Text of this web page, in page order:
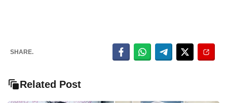
SHARE.
Related Post